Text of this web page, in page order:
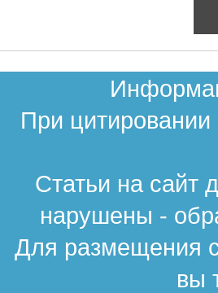
При
Статьи на сайт
нарушены -
Для размещения
вы